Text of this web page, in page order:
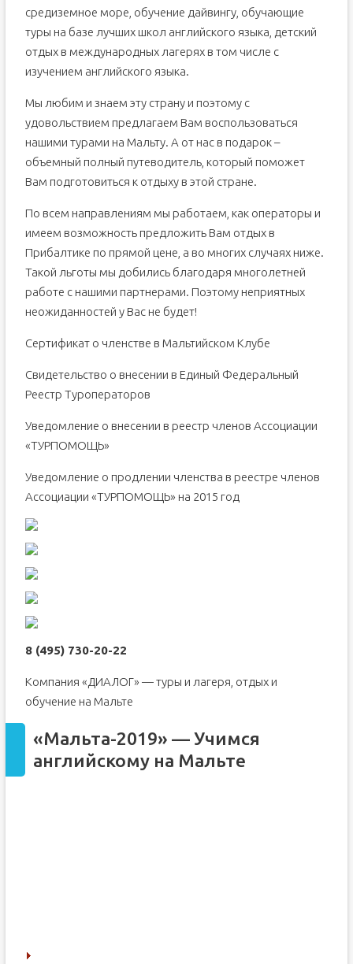
средиземное море, обучение дайвингу, обучающие
туры на базе лучших школ английского языка, детский
отдых в международных лагерях в том числе с
изучением английского языка.
Мы любим и знаем эту страну и поэтому с
удовольствием предлагаем Вам воспользоваться
нашими турами на Мальту. А от нас в подарок –
объемный полный путеводитель, который поможет
Вам подготовиться к отдыху в этой стране.
По всем направлениям мы работаем, как операторы и
имеем возможность предложить Вам отдых в
Прибалтике по прямой цене, а во многих случаях ниже.
Такой льготы мы добились благодаря многолетней
работе с нашими партнерами. Поэтому неприятных
неожиданностей у Вас не будет!
Сертификат о членстве в Мальтийском Клубе
Свидетельство о внесении в Единый Федеральный
Реестр Туроператоров
Уведомление о внесении в реестр членов Ассоциации
«ТУРПОМОЩЬ»
Уведомление о продлении членства в реестре членов
Ассоциации «ТУРПОМОЩЬ» на 2015 год
8 (495) 730-20-22
Компания «ДИАЛОГ» — туры и лагеря, отдых и
обучение на Мальте
«Мальта-2019» — Учимся
английскому на Мальте